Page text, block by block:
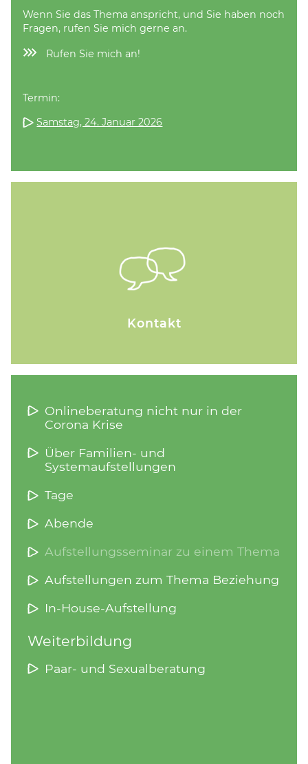
Wenn Sie das Thema anspricht, und Sie haben noch
Fragen, rufen Sie mich gerne an.
Rufen Sie mich an!
Termin:
Samstag, 24. Januar 2026
Kontakt
überspringen
Onlineberatung nicht nur in der
Corona Krise
Über Familien- und
Systemaufstellungen
Tage
Abende
Aufstellungsseminar zu einem Thema
Aufstellungen zum Thema Beziehung
In-House-Aufstellung
Weiterbildung
Paar- und Sexualberatung